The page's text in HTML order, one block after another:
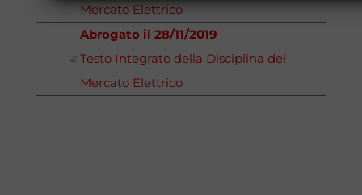
Mercato Elettrico
Abrogato il 28/11/2019
Testo Integrato della Disciplina del
Mercato Elettrico